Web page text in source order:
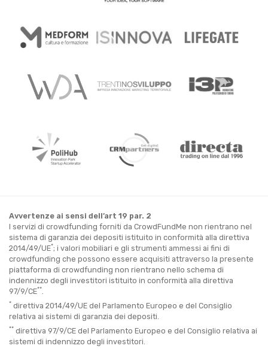
Avvertenze ai sensi dell’art 19 par. 2
I servizi di crowdfunding forniti da CrowdFundMe non rientrano nel
sistema di garanzia dei depositi istituito in conformità alla direttiva
2014/49/UE*; i valori mobiliari e gli strumenti ammessi ai fini di
crowdfunding che possono essere acquisiti attraverso la presente
piattaforma di crowdfunding non rientrano nello schema di
indennizzo degli investitori istituito in conformità alla direttiva
97/9/CE**
* direttiva 2014/49/UE del Parlamento Europeo e del Consiglio
relativa ai sistemi di garanzia dei depositi.
** direttiva 97/9/CE del Parlamento Europeo e del Consiglio relativa ai
sistemi di indennizzo degli investitori.